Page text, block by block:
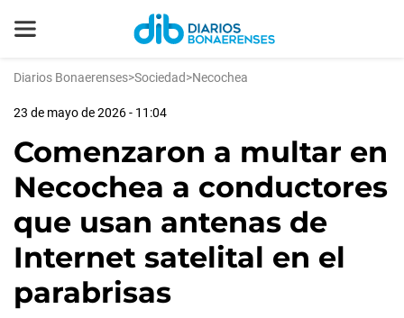
Diarios Bonaerenses>Sociedad>Necochea
23 de mayo de 2026 - 11:04
Comenzaron a multar en
Necochea a conductores
que usan antenas de
Internet satelital en el
parabrisas